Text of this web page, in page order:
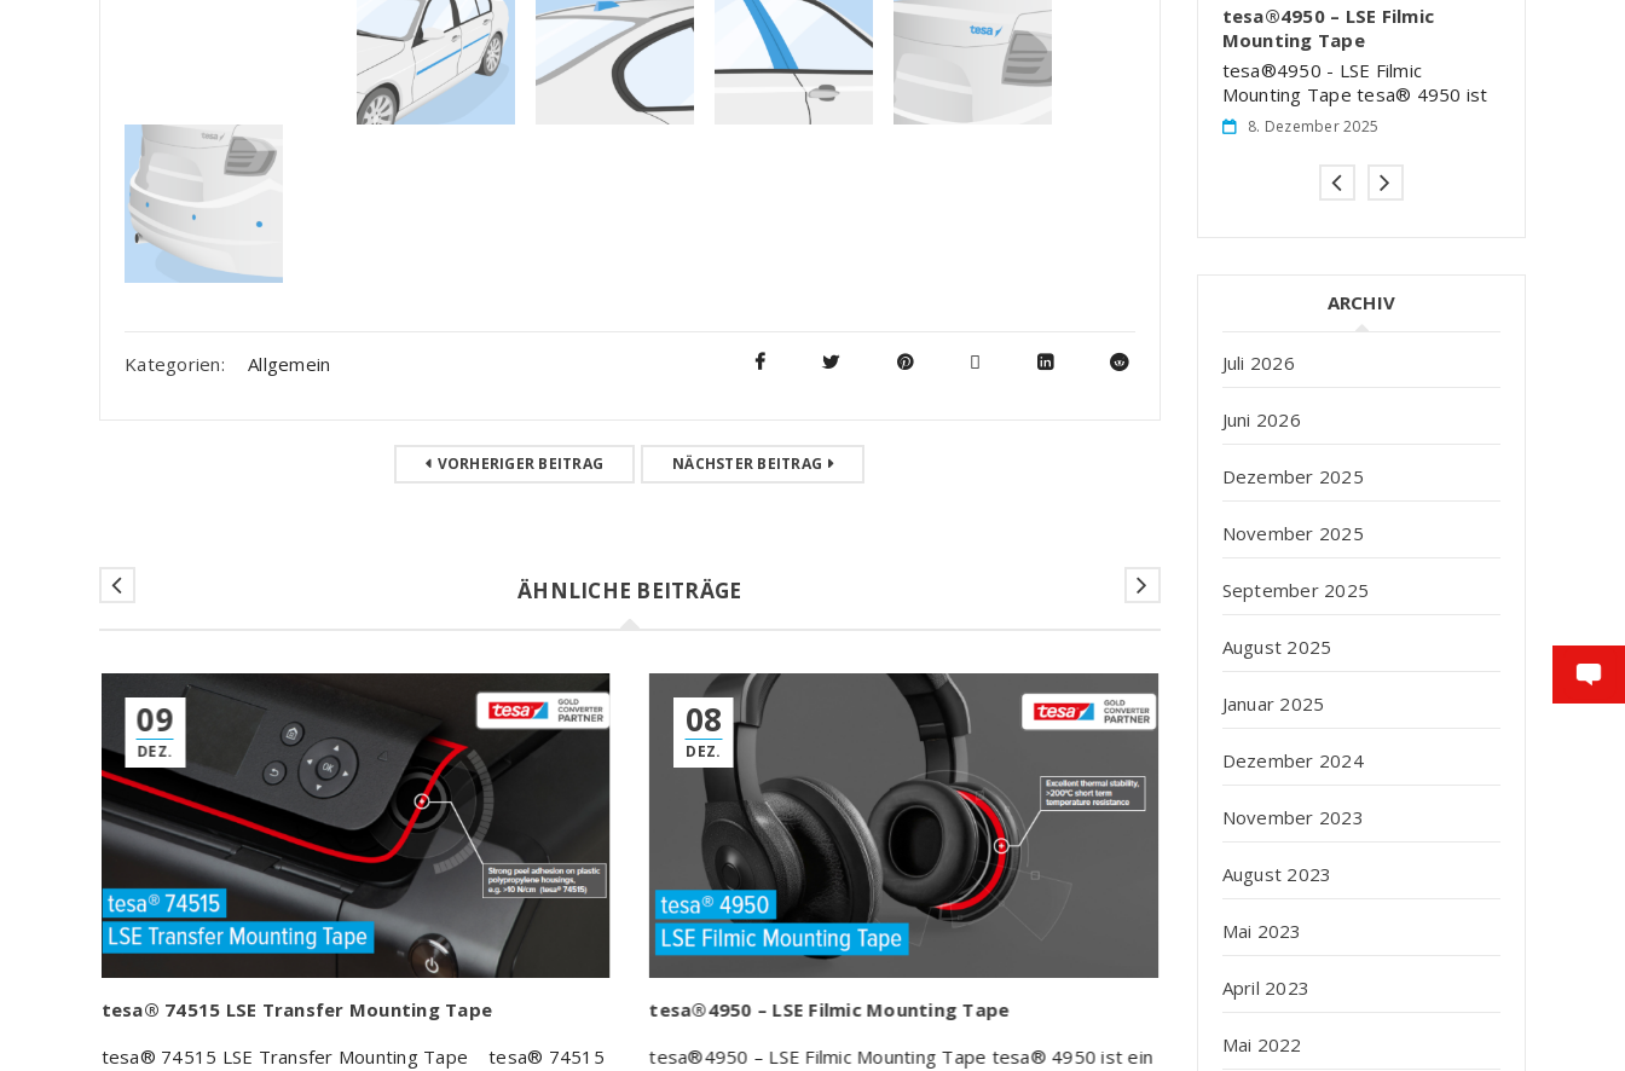
Kategorien: Allgemein
VORHERIGER BEITRAG NÄCHSTER BEITRAG
ÄHNLICHE BEITRÄGE
09
DEZ.
tesa® 74515 LSE Transfer Mounting Tape
tesa® 74515 LSE Transfer Mounting Tape tesa® 74515
08
DEZ.
tesa®4950 – LSE Filmic Mounting Tape
tesa®4950 – LSE Filmic Mounting Tape tesa® 4950 ist ein
Betreten Sie den Messestand von VOLZ®
tesa®4950 – LSE Filmic
Mounting Tape
tesa®4950 - LSE Filmic
Mounting Tape tesa® 4950 ist
8. Dezember 2025
für den Herbst 2026 Ein Besuch
11. Juni 2026
tesa®4950 – LSE Filmic
Mounting Tape
tesa®4950 - LSE Filmic
Mounting Tape tesa® 4950 ist
8. Dezember 2025
ARCHIV
Juli 2026
Juni 2026
Dezember 2025
November 2025
September 2025
August 2025
Januar 2025
Dezember 2024
November 2023
August 2023
Mai 2023
April 2023
Mai 2022